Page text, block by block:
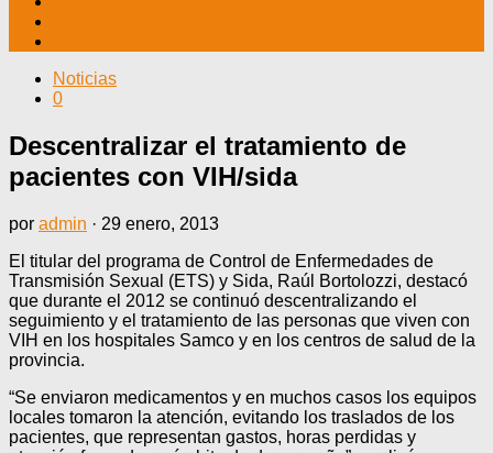
Noticias
0
Descentralizar el tratamiento de
pacientes con VIH/sida
por admin · 29 enero, 2013
El titular del programa de Control de Enfermedades de
Transmisión Sexual (ETS) y Sida, Raúl Bortolozzi, destacó
que durante el 2012 se continuó descentralizando el
seguimiento y el tratamiento de las personas que viven con
VIH en los hospitales Samco y en los centros de salud de la
provincia.
“Se enviaron medicamentos y en muchos casos los equipos
locales tomaron la atención, evitando los traslados de los
pacientes, que representan gastos, horas perdidas y